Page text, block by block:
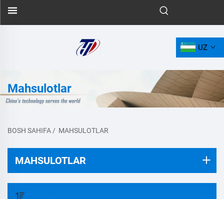
UZ
Mahsulotlar
BOSH SAHIFA / MAHSULOTLAR
MAHSULOTLAR